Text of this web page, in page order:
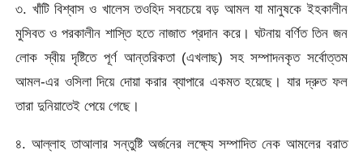
৩. খাঁটি বিশ্বাস ও খালেস তওহিদ সবচেয়ে বড় আমল যা মানুষকে ইহকালীন
মুসিবত ও পরকালীন শাস্তি হতে নাজাত প্রদান করে। ঘটনায় বর্ণিত তিন জন
লোক স্বীয় দৃষ্টিতে পূর্ণ আন্তরিকতা (এখলাছ) সহ সম্পাদনকৃত সর্বোত্তম
আমল-এর ওসিলা দিয়ে দোয়া করার ব্যাপারে একমত হয়েছে। যার দ্রুত ফল
তারা দুনিয়াতেই পেয়ে গেছে।
৪. আল্লাহ তাআলার সন্তুষ্টি অর্জনের লক্ষ্যে সম্পাদিত নেক আমলের বরাত